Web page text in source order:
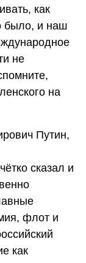
как
было, и наш
не
на
Путин,
сказал и
флот и
как